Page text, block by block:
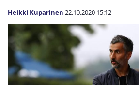
Heikki Kuparinen 22.10.2020 15:12